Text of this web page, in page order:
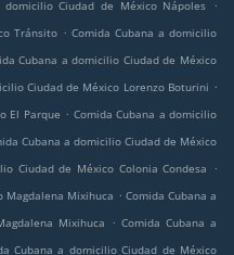
domicilio Ciudad de México Nápoles
Tránsito . Comida Cubana a domicilio
Cubana a domicilio Ciudad de México
Ciudad de México Lorenzo Boturini .
El Parque . Comida Cubana a domicilio
Cubana a domicilio Ciudad de México
Ciudad de México Colonia Condesa
.
Magdalena Mixihuca . Comida Cubana a
Mixihuca
. Comida Cubana a
Cubana a domicilio Ciudad de México